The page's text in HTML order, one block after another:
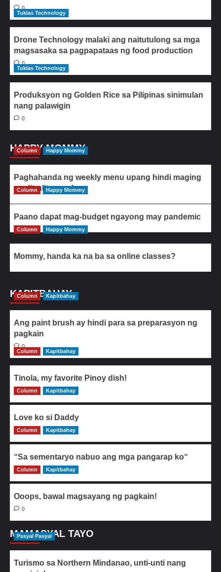
0
Tuklas Technology
Drone Technology malaki ang naitutulong sa mga
magsasaka sa pagpapataas ng food production
0
Tuklas Technology
Produksyon ng Golden Rice sa Pilipinas sinimulan
nang palawigin
0
HAPPY MOMMY
Column Happy Mommy
Paghahanda ng weekly menu upang hindi maging
paulit-ulit ang ulam
Column Happy Mommy
Paano dapat mag-budget ngayong may pandemic
Column Happy Mommy
Mommy, handa ka na ba sa online classes?
KAPITBAHAY
Column Kapitbahay
Ang paint brush ay hindi para sa preparasyon ng
pagkain
0
Column
Kapitbahay
Tinola, my favorite Pinoy dish!
0
Column Kapitbahay
Love ko si Daddy
0
Column Kapitbahay
“Sa sementaryo nabuo ang mga pangarap ko“
0
Column Kapitbahay
Ooops, bawal magsayang ng pagkain!
0
MAMASYAL TAYO
Pasyal Pasyal
Turismo sa Northern Mindanao, unti-unti nang